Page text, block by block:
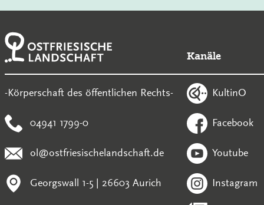
-Körperschaft des öffentlichen Rechts-
04941 1799-0
ol@ostfriesischelandschaft.de
Georgswall 1-5 | 26603 Aurich
Kanäle
KultinO
Facebook
Youtube
Instagram